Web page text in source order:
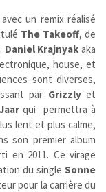
avec un remix réalisé
The Takeoff, de
Daniel Krajnyak aka
house, et
sont diverses,
par Grizzlyet
qui permettra à
lent et plus calme,
son premier album
en 2011. Ce virage
du single Sonne
pour la carrière du